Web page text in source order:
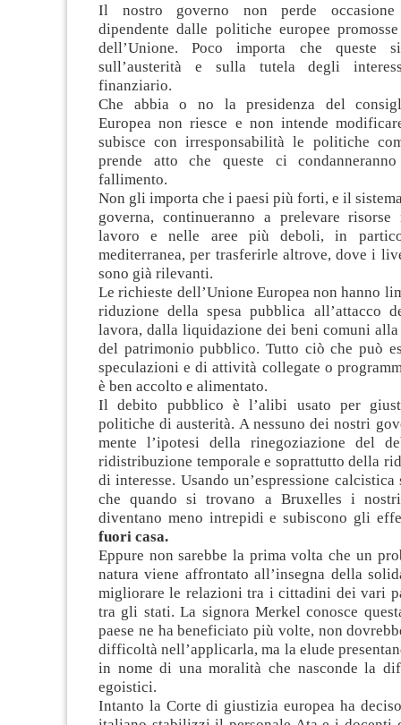
Il nostro governo non perde
dipendente dalle politiche europee
dell’Unione. Poco importa che queste
sull’austerità e sulla tutela degli
finanziario.
Che abbia o no la presidenza del
Europea non riesce e non intende
subisce con irresponsabilità le politiche
prende atto che queste ci
fallimento.
Non gli importa che i paesi più forti, e il
governa, continueranno a prelevare
lavoro e nelle aree più deboli, in
mediterranea, per trasferirle altrove, dove i
sono già rilevanti.
Le richieste dell’Unione Europea non hanno
riduzione della spesa pubblica all’attacco
lavora, dalla liquidazione dei beni comuni
del patrimonio pubblico. Tutto ciò che può
speculazioni e di attività collegate o
è ben accolto e alimentato.
Il debito pubblico è l’alibi usato per
politiche di austerità. A nessuno dei nostri
mente l’ipotesi della rinegoziazione del
ridistribuzione temporale e soprattutto della
di interesse. Usando un’espressione
che quando si trovano a Bruxelles i nostri
diventano meno intrepidi e subiscono gli
fuori casa.
Eppure non sarebbe la prima volta che un
natura viene affrontato all’insegna della
migliorare le relazioni tra i cittadini dei vari
tra gli stati. La signora Merkel conosce
paese ne ha beneficiato più volte, non
difficoltà nell’applicarla, ma la elude
in nome di una moralità che nasconde la
egoistici.
Intanto la Corte di giustizia europea ha